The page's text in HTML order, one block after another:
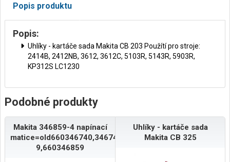
Popis produktu
Popis:
Uhlíky - kartáče sada Makita CB 203 Použítí pro stroje:
2414B, 2412NB, 3612, 3612C, 5103R, 5143R, 5903R,
KP312S LC1230
Podobné produkty
Makita 346859-4 napínací
matice=old660346740,346740-
9,660346859
Uhlíky - kartáče sada
Makita CB 325